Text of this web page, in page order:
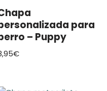
para
– Puppy
€